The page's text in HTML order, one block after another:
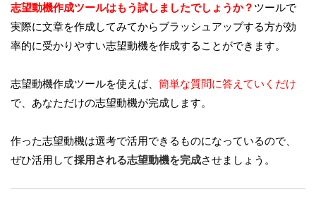
志望動機作成ツールはもう試しましたでしょうか？ ツールで
実際に文章を作成してみてからブラッシュアップする方が効
率的に受かりやすい志望動機を作成することができます。
志望動機作成ツールを使えば、 簡単な質問に答えていくだけ
で、あなただけの志望動機が完成します。
作った志望動機は選考で活用できるものになっているので、
ぜひ活用して採用される志望動機を完成させましょう。